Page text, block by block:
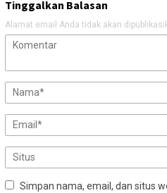
Tinggalkan Balasan
Alamat email Anda tidak akan
Simpan nama, email, dan situs